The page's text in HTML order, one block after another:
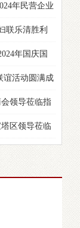
年民营企业
联乐清胜利
年国庆国
谊活动圆满成
领导莅临指
区领导莅临